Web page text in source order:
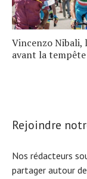
Vincenzo Nibali,
avant la tempête
Rejoindre
Nos rédacteurs
partager autour